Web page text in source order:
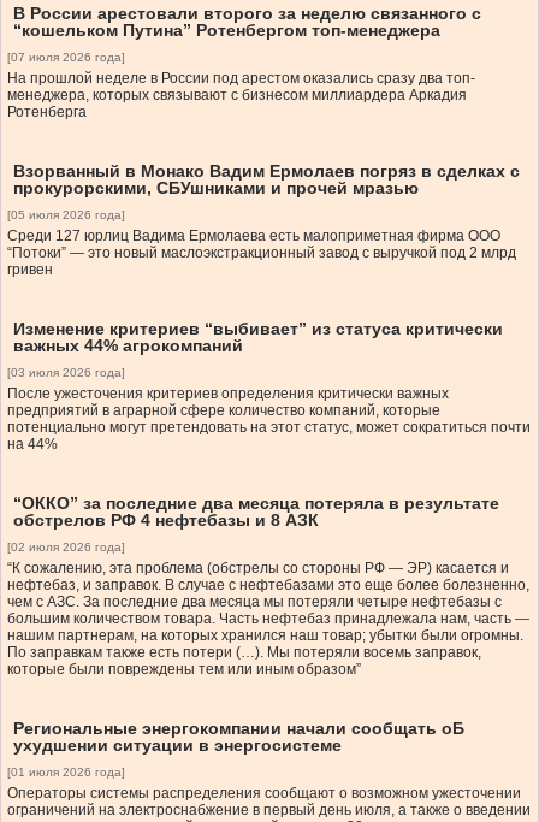
В России арестовали второго за неделю связанного с
“кошельком Путина” Ротенбергом топ-менеджера
[07 июля 2026 года]
На прошлой неделе в России под арестом оказались сразу два топ-
менеджера, которых связывают с бизнесом миллиардера Аркадия
Ротенберга
Взорванный в Монако Вадим Ермолаев погряз в сделках с
прокурорскими, СБУшниками и прочей мразью
[05 июля 2026 года]
Среди 127 юрлиц Вадима Ермолаева есть малоприметная фирма ООО
“Потоки” — это новый маслоэкстракционный завод с выручкой под 2 млрд
гривен
Изменение критериев “выбивает” из статуса критически
важных 44% агрокомпаний
[03 июля 2026 года]
После ужесточения критериев определения критически важных
предприятий в аграрной сфере количество компаний, которые
потенциально могут претендовать на этот статус, может сократиться почти
на 44%
“ОККО” за последние два месяца потеряла в результате
обстрелов РФ 4 нефтебазы и 8 АЗК
[02 июля 2026 года]
“К сожалению, эта проблема (обстрелы со стороны РФ — ЭР) касается и
нефтебаз, и заправок. В случае с нефтебазами это еще более болезненно,
чем с АЗС. За последние два месяца мы потеряли четыре нефтебазы с
большим количеством товара. Часть нефтебаз принадлежала нам, часть —
нашим партнерам, на которых хранился наш товар; убытки были огромны.
По заправкам также есть потери (…). Мы потеряли восемь заправок,
которые были повреждены тем или иным образом”
Региональные энергокомпании начали сообщать оБ
ухудшении ситуации в энергосистеме
[01 июля 2026 года]
Операторы системы распределения сообщают о возможном ужесточении
ограничений на электроснабжение в первый день июля, а также о введении